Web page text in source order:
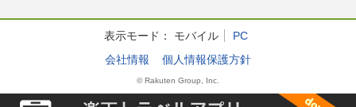
表示モード： モバイル
PC
会社情報
個人情報保護方針
© Rakuten Group, Inc.